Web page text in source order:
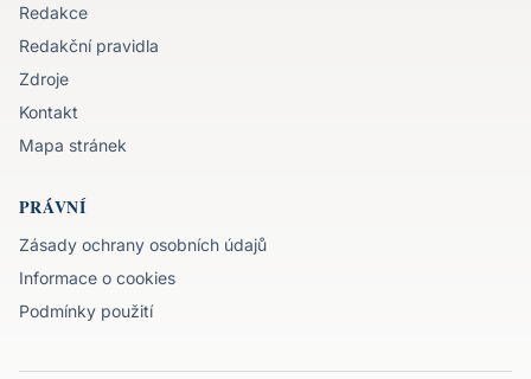
Redakce
Redakční pravidla
Zdroje
Kontakt
Mapa stránek
PRÁVNÍ
Zásady ochrany osobních údajů
Informace o cookies
Podmínky použití